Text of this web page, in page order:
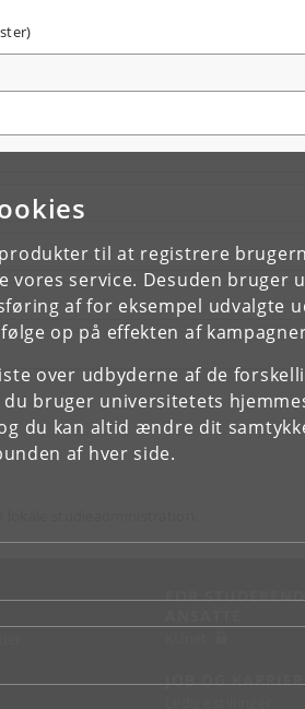
til at registrere
service. Desuden bruger
af for eksempel udvalgte
op på effekten af
over udbyderne af de
bruger universitetets
du kan altid ændre dit
af hver side.
FOR
JOB OG